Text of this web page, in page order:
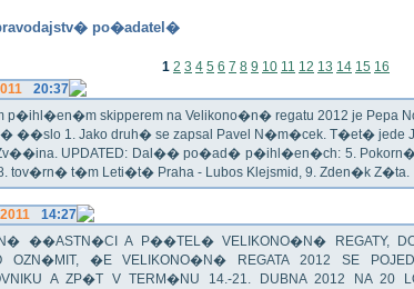
po�adatel�
1 2 3 4 5 6 7 8 9 10 11 12 13 14 15 16
20:37
p�ihl�en�m skipperem na Velikono�n� regatu 2012 je Pepa
��slo 1. Jako druh� se zapsal Pavel N�m�cek. T�et� jede
UPDATED: Dal�� po�ad� p�ihl�en�ch: 5. Pokorn�
tov�rn� t�m Leti�t� Praha - Lubos Klejsmid, 9. Zden�k Z�ta.
14:27
��ASTN�CI A P��TEL� VELIKONO�N� REGATY,
OZN�MIT, �E VELIKONO�N� REGATA 2012 SE
A ZP�T V TERM�NU 14.-21. DUBNA 2012 NA 20